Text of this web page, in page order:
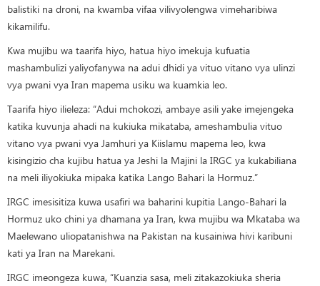
balistiki na droni, na kwamba vifaa vilivyolengwa vimeharibiwa
kikamilifu.
Kwa mujibu wa taarifa hiyo, hatua hiyo imekuja kufuatia
mashambulizi yaliyofanywa na adui dhidi ya vituo vitano vya ulinzi
vya pwani vya Iran mapema usiku wa kuamkia leo.
Taarifa hiyo ilieleza: “Adui mchokozi, ambaye asili yake imejengeka
katika kuvunja ahadi na kukiuka mikataba, ameshambulia vituo
vitano vya pwani vya Jamhuri ya Kiislamu mapema leo, kwa
kisingizio cha kujibu hatua ya Jeshi la Majini la IRGC ya kukabiliana
na meli iliyokiuka mipaka katika Lango Bahari la Hormuz.”
IRGC imesisitiza kuwa usafiri wa baharini kupitia Lango-Bahari la
Hormuz uko chini ya dhamana ya Iran, kwa mujibu wa Mkataba wa
Maelewano uliopatanishwa na Pakistan na kusainiwa hivi karibuni
kati ya Iran na Marekani.
IRGC imeongeza kuwa, “Kuanzia sasa, meli zitakazokiuka sheria